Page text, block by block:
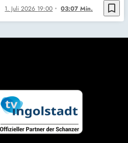
bookmark_border
1. Juli 2026 19:00 03:07 Min.